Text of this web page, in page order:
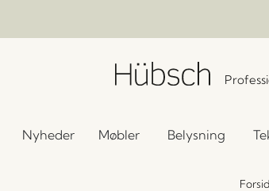
Nyheder Møbler Belysning